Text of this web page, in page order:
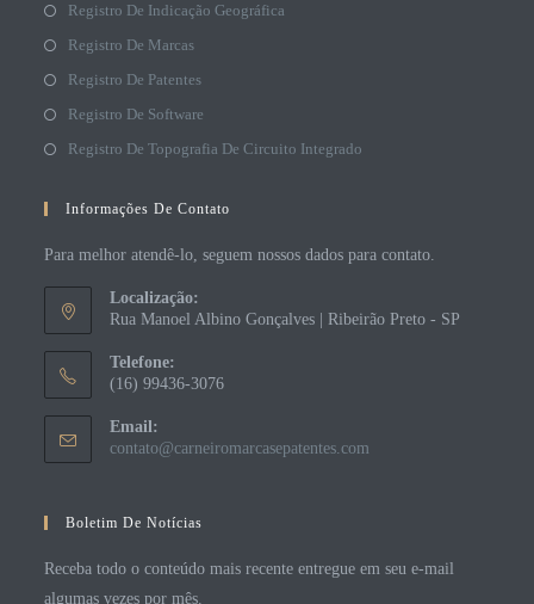
Registro De Indicação Geográfica
Registro De Marcas
Registro De Patentes
Registro De Software
Registro De Topografia De Circuito Integrado
Informações De Contato
Para melhor atendê-lo, seguem nossos dados para contato.
Localização:
Rua Manoel Albino Gonçalves | Ribeirão Preto - SP
Telefone:
(16) 99436-3076
Email:
contato@carneiromarcasepatentes.com
Boletim De Notícias
Receba todo o conteúdo mais recente entregue em seu e-mail
algumas vezes por mês.